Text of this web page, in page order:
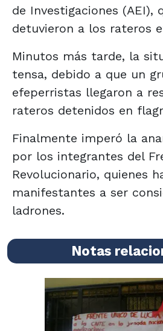
de Investigaciones (AEI),
detuvieron a los rateros
Minutos más tarde, la
tensa, debido a que un
efeperristas llegaron a
rateros detenidos en
Finalmente imperó la
por los integrantes del
Revolucionario, quienes
manifestantes a ser
ladrones.
Notas